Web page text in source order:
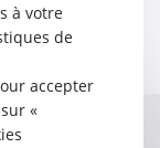
à votre
de
accepter
«